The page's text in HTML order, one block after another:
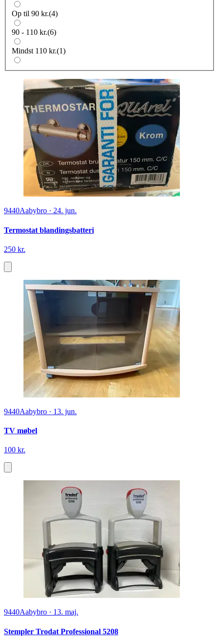
Op til 90 kr.(4)
90 - 110 kr.(6)
Mindst 110 kr.(1)
9440Aabybro · 24. jun.
Termostat blandingsbatteri
250 kr.
9440Aabybro · 13. jun.
TV møbel
100 kr.
9440Aabybro · 13. maj.
Stempler Trodat Professional 5208